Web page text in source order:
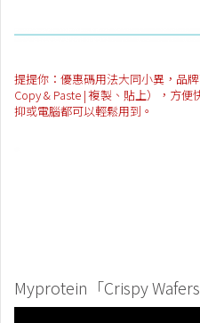
提提你：優惠碼用法大同小異，品
Copy & Paste | 複製、貼上），方
抑或電腦都可以輕鬆用到。
Myprotein「Crispy